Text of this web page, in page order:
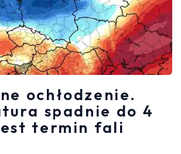
ochłodzenie.
spadnie do 4
termin fali